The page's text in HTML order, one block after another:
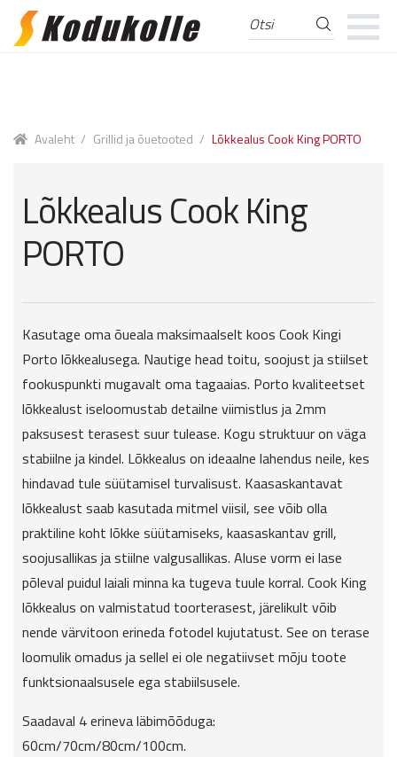
Skip
Skip
Otsi:
Avaleht / Grillid ja õuetooted / Lõkkealus Cook King PORTO
Lõkkealus Cook King
PORTO
Kasutage oma õueala maksimaalselt koos Cook Kingi
Porto lõkkealusega. Nautige head toitu, soojust ja stiilset
fookuspunkti mugavalt oma tagaaias. Porto kvaliteetset
lõkkealust iseloomustab detailne viimistlus ja 2mm
paksusest terasest suur tulease. Kogu struktuur on väga
stabiilne ja kindel. Lõkkealus on ideaalne lahendus neile, kes
hindavad tule süütamisel turvalisust. Kaasaskantavat
lõkkealust saab kasutada mitmel viisil, see võib olla
praktiline koht lõkke süütamiseks, kaasaskantav grill,
soojusallikas ja stiilne valgusallikas. Aluse vorm ei lase
põleval puidul laiali minna ka tugeva tuule korral. Cook King
lõkkealus on valmistatud toorterasest, järelikult võib
nende värvitoon erineda fotodel kujutatust. See on terase
loomulik omadus ja sellel ei ole negatiivset mõju toote
funktsionaalsusele ega stabiilsusele.
Saadaval 4 erineva läbimõõduga:
60cm/70cm/80cm/100cm.